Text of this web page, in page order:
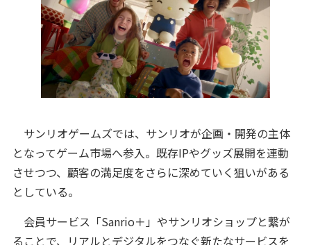
サンリオゲームズでは、サンリオが企画・開発の主体
となってゲーム市場へ参入。既存IPやグッズ展開を連動
させつつ、顧客の満足度をさらに深めていく狙いがある
としている。
会員サービス「Sanrio＋」やサンリオショップと繋が
ることで、リアルとデジタルをつなぐ新たなサービスを